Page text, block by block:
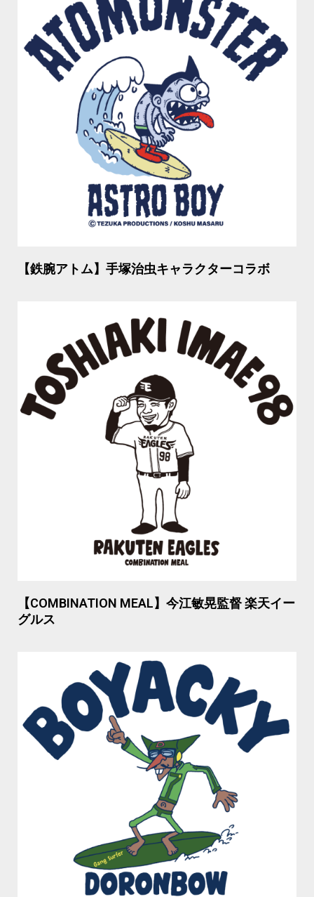
【鉄腕アトム】手塚治虫キャラクターコラボ
【COMBINATION MEAL】今江敏晃監督 楽天イー
グルス